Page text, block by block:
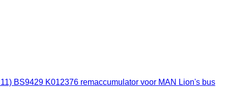
BS9429 K012376 remaccumulator voor MAN Lion's bus